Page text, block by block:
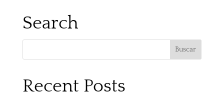
Search
Recent Posts